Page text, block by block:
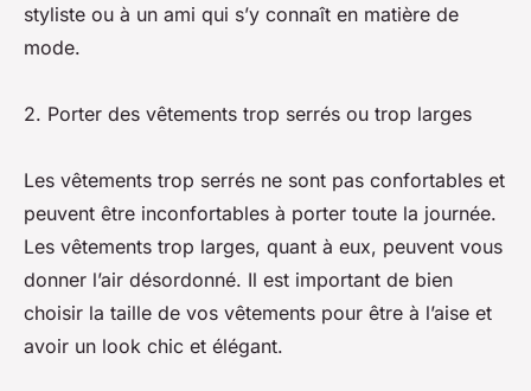
styliste ou à un ami qui s’y connaît en matière de
mode.
2. Porter des vêtements trop serrés ou trop larges
Les vêtements trop serrés ne sont pas confortables et
peuvent être inconfortables à porter toute la journée.
Les vêtements trop larges, quant à eux, peuvent vous
donner l’air désordonné. Il est important de bien
choisir la taille de vos vêtements pour être à l’aise et
avoir un look chic et élégant.